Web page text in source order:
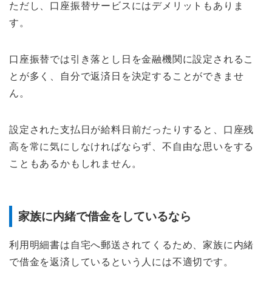
ただし、口座振替サービスにはデメリットもありま
す。
口座振替では引き落とし日を金融機関に設定されるこ
とが多く、自分で返済日を決定することができませ
ん。
設定された支払日が給料日前だったりすると、口座残
高を常に気にしなければならず、不自由な思いをする
こともあるかもしれません。
家族に内緒で借金をしているなら
利用明細書は自宅へ郵送されてくるため、家族に内緒
で借金を返済しているという人には不適切です。